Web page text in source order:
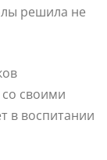
решила не
своими
в воспитании